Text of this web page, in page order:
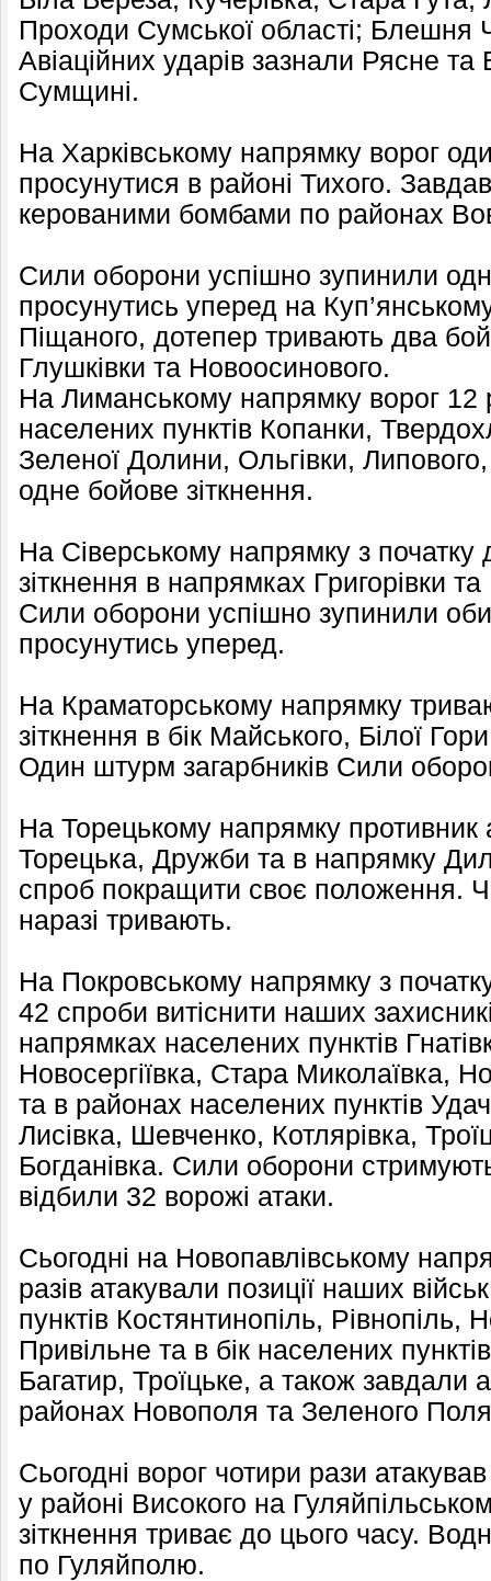
Проходи Сумської області; Блешня
Авіаційних ударів зазнали Рясне
Сумщині.
На Харківському напрямку ворог
просунутися в районі Тихого.
керованими бомбами по районах
Сили оборони успішно зупинили
просунутись уперед на
Піщаного, дотепер тривають два
Глушківки та Новоосинового.
На Лиманському напрямку ворог 12
населених пунктів Копанки,
Зеленої Долини, Ольгівки,
одне бойове зіткнення.
На Сіверському напрямку з початку
зіткнення в напрямках Григорівки
Сили оборони успішно зупинили
просунутись уперед.
На Краматорському напрямку
зіткнення в бік Майського, Білої
Один штурм загарбників Сили
На Торецькому напрямку противник
Торецька, Дружби та в напрямку
спроб покращити своє положення.
наразі тривають.
На Покровському напрямку з
42 спроби витіснити наших
напрямках населених пунктів
Новосергіївка, Стара Миколаївка,
та в районах населених пунктів
Лисівка, Шевченко, Котлярівка,
Богданівка. Сили оборони
відбили 32 ворожі атаки.
Сьогодні на Новопавлівському
разів атакували позиції наших
пунктів Костянтинопіль, Рівнопіль,
Привільне та в бік населених
Багатир, Троїцьке, а також завдали
районах Новополя та Зеленого
Сьогодні ворог чотири рази
у районі Високого на
зіткнення триває до цього часу.
по Гуляйполю.